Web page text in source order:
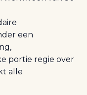
een
portie regie over
alle